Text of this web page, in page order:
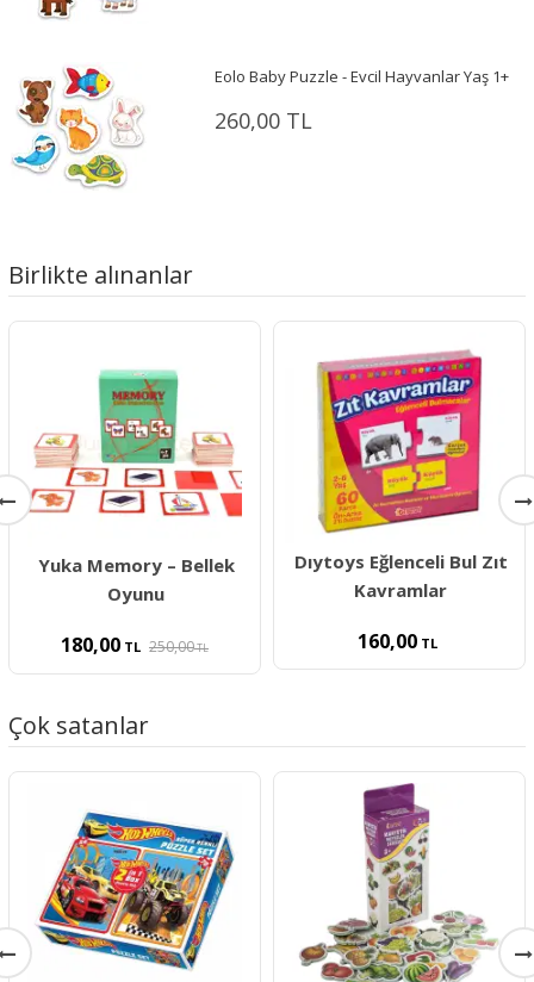
Eolo Baby Puzzle - Evcil Hayvanlar Yaş 1+
260,00 TL
Birlikte alınanlar
Yuka Memory – Bellek
Oyunu
180,00 TL 250,00TL
Dıytoys Eğlenceli Bul Zıt
Kavramlar
160,00 TL
Çok satanlar